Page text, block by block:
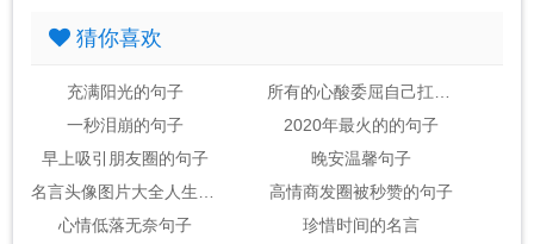
猜你喜欢
充满阳光的句子
一秒泪崩的句子
2020年最火的的句子
早上吸引朋友圈的句子
晚安温馨句子
高情商发圈被秒赞的句子
心情低落无奈句子
珍惜时间的名言